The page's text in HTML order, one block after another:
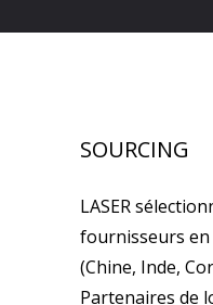
SOURCING
LASER
fournisseurs en
(Chine, Inde,
Partenaires de